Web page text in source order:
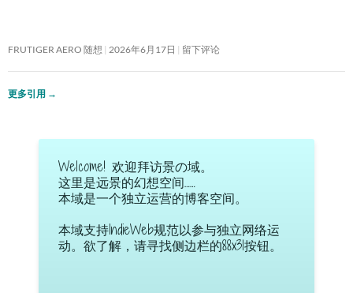
FRUTIGER AERO 随想 2026年6月17日 留下评论
更多引用 →
Welcome! 欢迎拜访景の域。
这里是远景的幻想空间……
本域是一个独立运营的博客空间。
本域支持IndieWeb规范以参与独立网络运
动。欲了解，请寻找侧边栏的88x31按钮。